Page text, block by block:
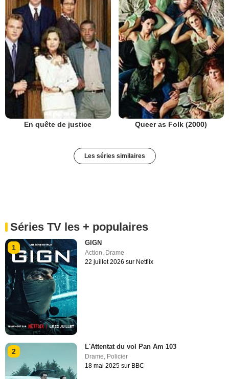
En quête de justice Queer as Folk (2000)
Les séries similaires
Séries TV les + populaires
1
GIGN
Action, Drame
22 juillet 2026 sur Netflix
2
L'Attentat du vol Pan Am 103
Drame, Policier
18 mai 2025 sur BBC